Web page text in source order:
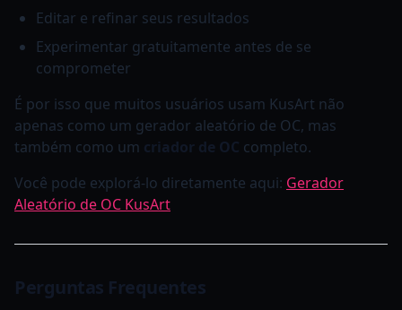
Editar e refinar seus resultados
Experimentar gratuitamente antes de se
comprometer
É por isso que muitos usuários usam KusArt não
apenas como um gerador aleatório de OC, mas
também como um criador de OC completo.
Você pode explorá-lo diretamente aqui: Gerador
Aleatório de OC KusArt
Perguntas Frequentes